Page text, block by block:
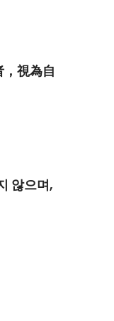
視為自
않으며,